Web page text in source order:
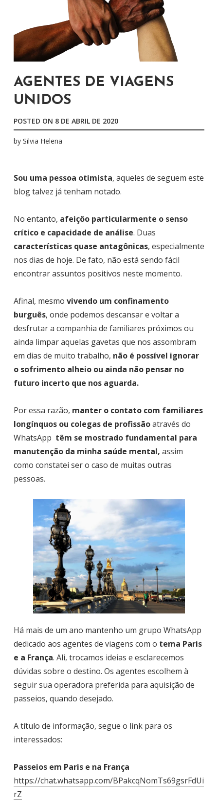
AGENTES DE VIAGENS
UNIDOS
POSTED ON 8 DE ABRIL DE 2020
by Silvia Helena
Sou uma pessoa otimista, aqueles de seguem este
blog talvez já tenham notado.
No entanto, afeiçôo particularmente o senso
crítico e capacidade de análise. Duas
características quase antagônicas, especialmente
nos dias de hoje. De fato, não está sendo fácil
encontrar assuntos positivos neste momento.
Afinal, mesmo vivendo um confinamento
burguês, onde podemos descansar e voltar a
desfrutar a companhia de familiares próximos ou
ainda limpar aquelas gavetas que nos assombram
em dias de muito trabalho, não é possível ignorar
o sofrimento alheio ou ainda não pensar no
futuro incerto que nos aguarda.
Por essa razão, manter o contato com familiares
longínquos ou colegas de profissãoatravés do
WhatsApp têm se mostrado fundamental para
manutenção da minha saúde mental, assim
como constatei ser o caso de muitas outras
pessoas.
Há mais de um ano mantenho um grupo WhatsApp
dedicado aos agentes de viagens com o tema Paris
e a França. Ali, trocamos ideias e esclarecemos
dúvidas sobre o destino. Os agentes escolhem à
seguir sua operadora preferida para aquisição de
passeios, quando desejado.
A título de informação, segue o link para os
interessados:
Passeios em Paris e na França
https://chat.whatsapp.com/BPakcqNomTs69gsrFdUi
rZ